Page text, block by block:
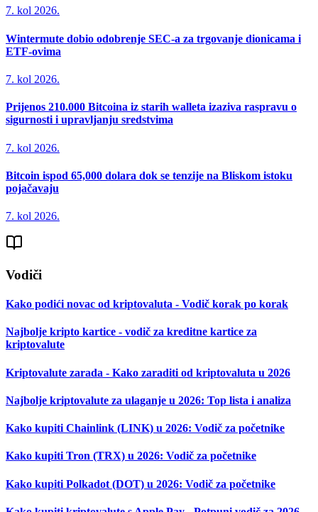
7. kol 2026.
Wintermute dobio odobrenje SEC-a za trgovanje dionicama i
ETF-ovima
7. kol 2026.
Prijenos 210.000 Bitcoina iz starih walleta izaziva raspravu o
sigurnosti i upravljanju sredstvima
7. kol 2026.
Bitcoin ispod 65,000 dolara dok se tenzije na Bliskom istoku
pojačavaju
7. kol 2026.
Vodiči
Kako podići novac od kriptovaluta - Vodič korak po korak
Najbolje kripto kartice - vodič za kreditne kartice za
kriptovalute
Kriptovalute zarada - Kako zaraditi od kriptovaluta u 2026
Najbolje kriptovalute za ulaganje u 2026: Top lista i analiza
Kako kupiti Chainlink (LINK) u 2026: Vodič za početnike
Kako kupiti Tron (TRX) u 2026: Vodič za početnike
Kako kupiti Polkadot (DOT) u 2026: Vodič za početnike